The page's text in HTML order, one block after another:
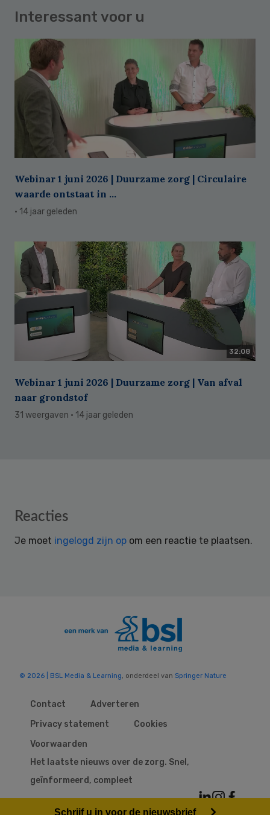
Interessant voor u
Webinar 1 juni 2026 | Duurzame zorg | Circulaire
waarde ontstaat in ...
· 14 jaar geleden
32:08
Webinar 1 juni 2026 | Duurzame zorg | Van afval
naar grondstof
31 weergaven · 14 jaar geleden
Reader
Reacties
Je moet ingelogd zijn op om een reactie te plaatsen.
© 2026 | BSL Media & Learning, onderdeel van Springer Nature
Contact
Adverteren
Privacy statement
Cookies
Voorwaarden
Het laatste nieuws over de zorg. Snel,
geïnformeerd, compleet
Schrijf u in voor de nieuwsbrief